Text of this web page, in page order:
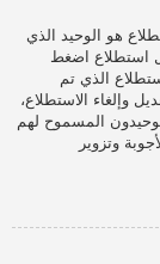
هو الوحيد الذي
استطلاع اضغط
الذي تم
الاستطلاع،
المسموح لهم
وتزوير